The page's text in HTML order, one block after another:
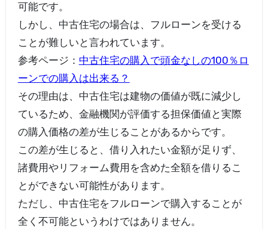
可能です。
しかし、中古住宅の場合は、フルローンを受ける
ことが難しいと言われています。
参考ページ： 中古住宅の購入で頭金なしの100％ロ
ーンでの購入は出来る？
その理由は、中古住宅は建物の価値が既に減少し
ているため、金融機関が評価する担保価値と実際
の購入価格の差が生じることがあるからです。
この差が生じると、借り入れたい金額が足りず、
諸費用やリフォーム費用を含めた全額を借りるこ
とができない可能性があります。
ただし、中古住宅をフルローンで購入することが
全く不可能というわけではありません。